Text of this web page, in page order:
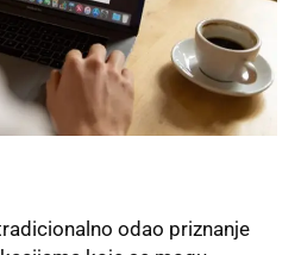
odao priznanje